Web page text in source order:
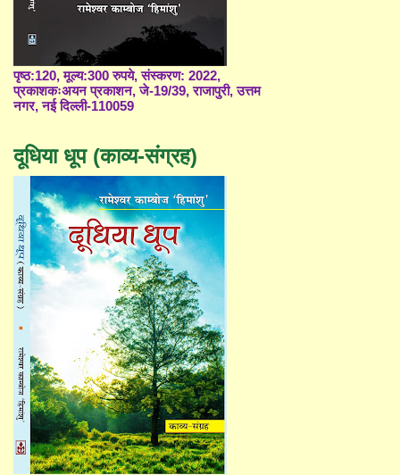
पृष्ठ:120, मूल्य:300 रुपये, संस्करण: 2022,
प्रकाशकःअयन प्रकाशन, जे-19/39, राजापुरी, उत्तम
नगर, नई दिल्ली-110059
दूधिया धूप (काव्य-संग्रह)